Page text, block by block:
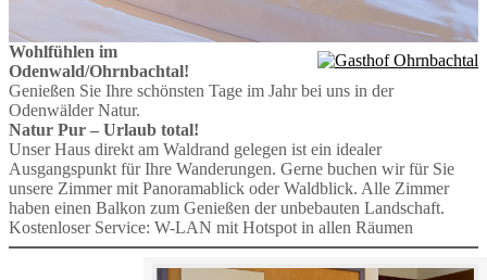
Wohlfühlen im
Odenwald/Ohrnbachtal!
Genießen Sie Ihre schönsten Tage im Jahr bei uns in der
Odenwälder Natur.
Natur Pur – Urlaub total!
Unser Haus direkt am Waldrand gelegen ist ein idealer
Ausgangspunkt für Ihre Wanderungen. Gerne buchen wir für Sie
unsere Zimmer mit Panoramablick oder Waldblick. Alle Zimmer
haben einen Balkon zum Genießen der unbebauten Landschaft.
Kostenloser Service: W-LAN mit Hotspot in allen Räumen